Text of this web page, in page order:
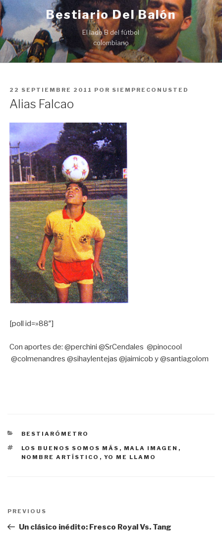
Ir
al
contenido
Bestiario Del Balón
El lado B del fútbol
colombiano
PUBLICADO
EN
22 SEPTIEMBRE 2011 POR SIEMPRECONUSTED
Alias Falcao
[poll id=»88″]
Con aportes de: @perchini @SrCendales @pinocool
@colmenandres @sihaylentejas @jaimicob y @santiagolom
CATEGORÍAS
BESTIARÓMETRO
ETIQUETAS
LOS BUENOS SOMOS MÁS , MALA IMAGEN ,
NOMBRE ARTÍSTICO , YO ME LLAMO
Previous
Post
PREVIOUS
Un clásico inédito: Fresco Royal Vs. Tang